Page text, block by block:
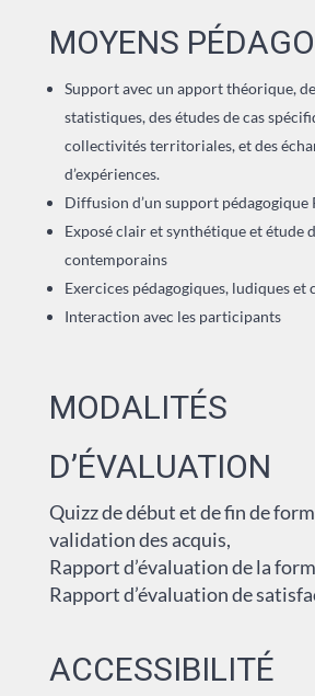
MOYENS
Support avec un apport théorique,
statistiques, des études de cas
collectivités territoriales, et des
d’expériences.
Diffusion d’un support
Exposé clair et synthétique et étude
contemporains
Exercices pédagogiques, ludiques et
Interaction avec les participants
MODALITÉS
D’ÉVALUATION
Quizz de début et de fin de
validation des acquis,
Rapport d’évaluation de la
Rapport d’évaluation de
ACCESSIBILITÉ